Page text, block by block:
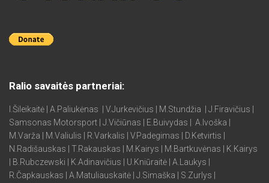
Ralio savaitės partneriai:
I.Šileikaitė | A.Paliukėnas | V.Jurkevičius | M.Stundžia | J.Firavičius |
Samsonas Motorsport | J.Vičiūnas | E.Buivydas | A.Ivoška |
M.Varža | M.Valiulis | R.Varkalis | V.Padegimas | D.Ketvirtis |
N.Radišauskas | T.Rakauskas | M.Kairys | M.Bartkuvėnas | K.Kairys
| B.Rubczewski | K.Adinavičius | U.Kniūraitė | A.Laukys |
R.Čapkauskas | A.Matuliauskaitė | J.Simaška | S.Zurlys |